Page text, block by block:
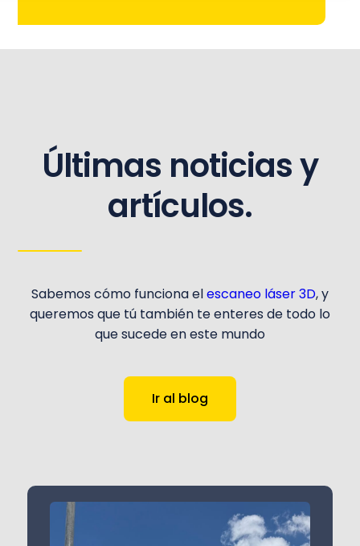
Últimas noticias y
artículos.
Sabemos cómo funciona elescaneo láser 3D, y
queremos que tú también te enteres de todo lo
que sucede en este mundo
Ir al blog